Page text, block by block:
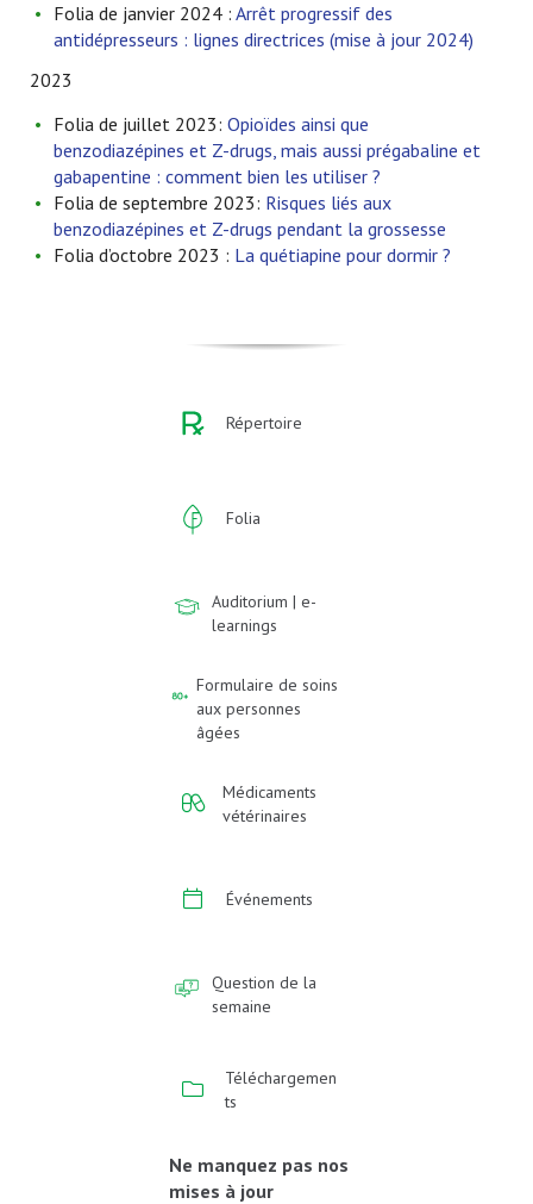
Folia de janvier 2024 : Arrêt progressif des
antidépresseurs : lignes directrices (mise à jour 2024)
2023
Folia de juillet 2023: Opioïdes ainsi que
benzodiazépines et Z-drugs, mais aussi prégabaline et
gabapentine : comment bien les utiliser ?
Folia de septembre 2023: Risques liés aux
benzodiazépines et Z-drugs pendant la grossesse
Folia d’octobre 2023 : La quétiapine pour dormir ?
Répertoire
Folia
Auditorium | e-
learnings
Formulaire de soins
aux personnes
âgées
Médicaments
vétérinaires
Événements
Question de la
semaine
Téléchargemen
ts
Ne manquez pas nos
mises à jour